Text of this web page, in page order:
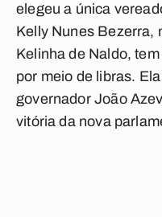
elegeu a única
Kelly Nunes Bezerra,
Kelinha de Naldo,
por meio de libras.
governador João
vitória da nova